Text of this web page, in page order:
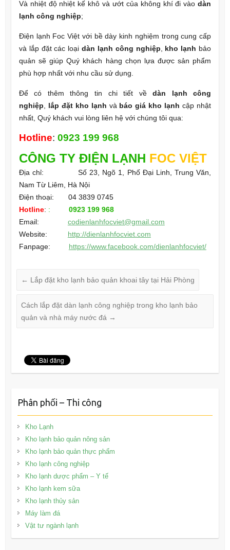
Và nhiệt độ nhiệt kế khô và ướt của không khí đi vàodàn
lạnh công nghiệp;
Điện lạnh Foc Việt với bề dày kinh nghiệm trong cung cấp
và lắp đặt các loạidàn lạnh công nghiệp kho lạnh bảo
quản sẽ giúp Quý khách hàng chọn lựa được sản phẩm
phù hợp nhất với nhu cầu sử dụng.
Để có thêm thông tin chi tiết vềdàn lạnh công
nghiệp
lắp đặt kho lạnh và báo giá kho lạnh cập nhật
nhất, Quý khách vui lòng liên hệ với chúng tôi qua:
Hotline: 0923 199 968
CÔNG TYĐIỆN LẠNH FOC VIỆT
Địa chỉ: Số 23, Ngõ 1, Phố Đại Linh, Trung Văn,
Nam Từ Liêm, Hà Nội
Điện thoại: 04 3839 0745
Hotline: : 0923 199 968
Email: codienlanhfocviet@gmail.com
Website: http://dienlanhfocviet.com
Fanpage: https://www.facebook.com/dienlanhfocviet/
← Lắp đặt kho lạnh bảo quản khoai tây tại Hải Phòng
Cách lắp đặt dàn lạnh công nghiệp trong kho lạnh bảo
quản và nhà máy nước đá →
Phân phối – Thi công
Kho Lạnh
Kho lạnh bảo quản nông sản
Kho lạnh bảo quản thực phẩm
Kho lạnh công nghiệp
Kho lạnh dược phẩm – Y tế
Kho lạnh kem sữa
Kho lạnh thủy sản
Máy làm đá
Vật tư ngành lạnh